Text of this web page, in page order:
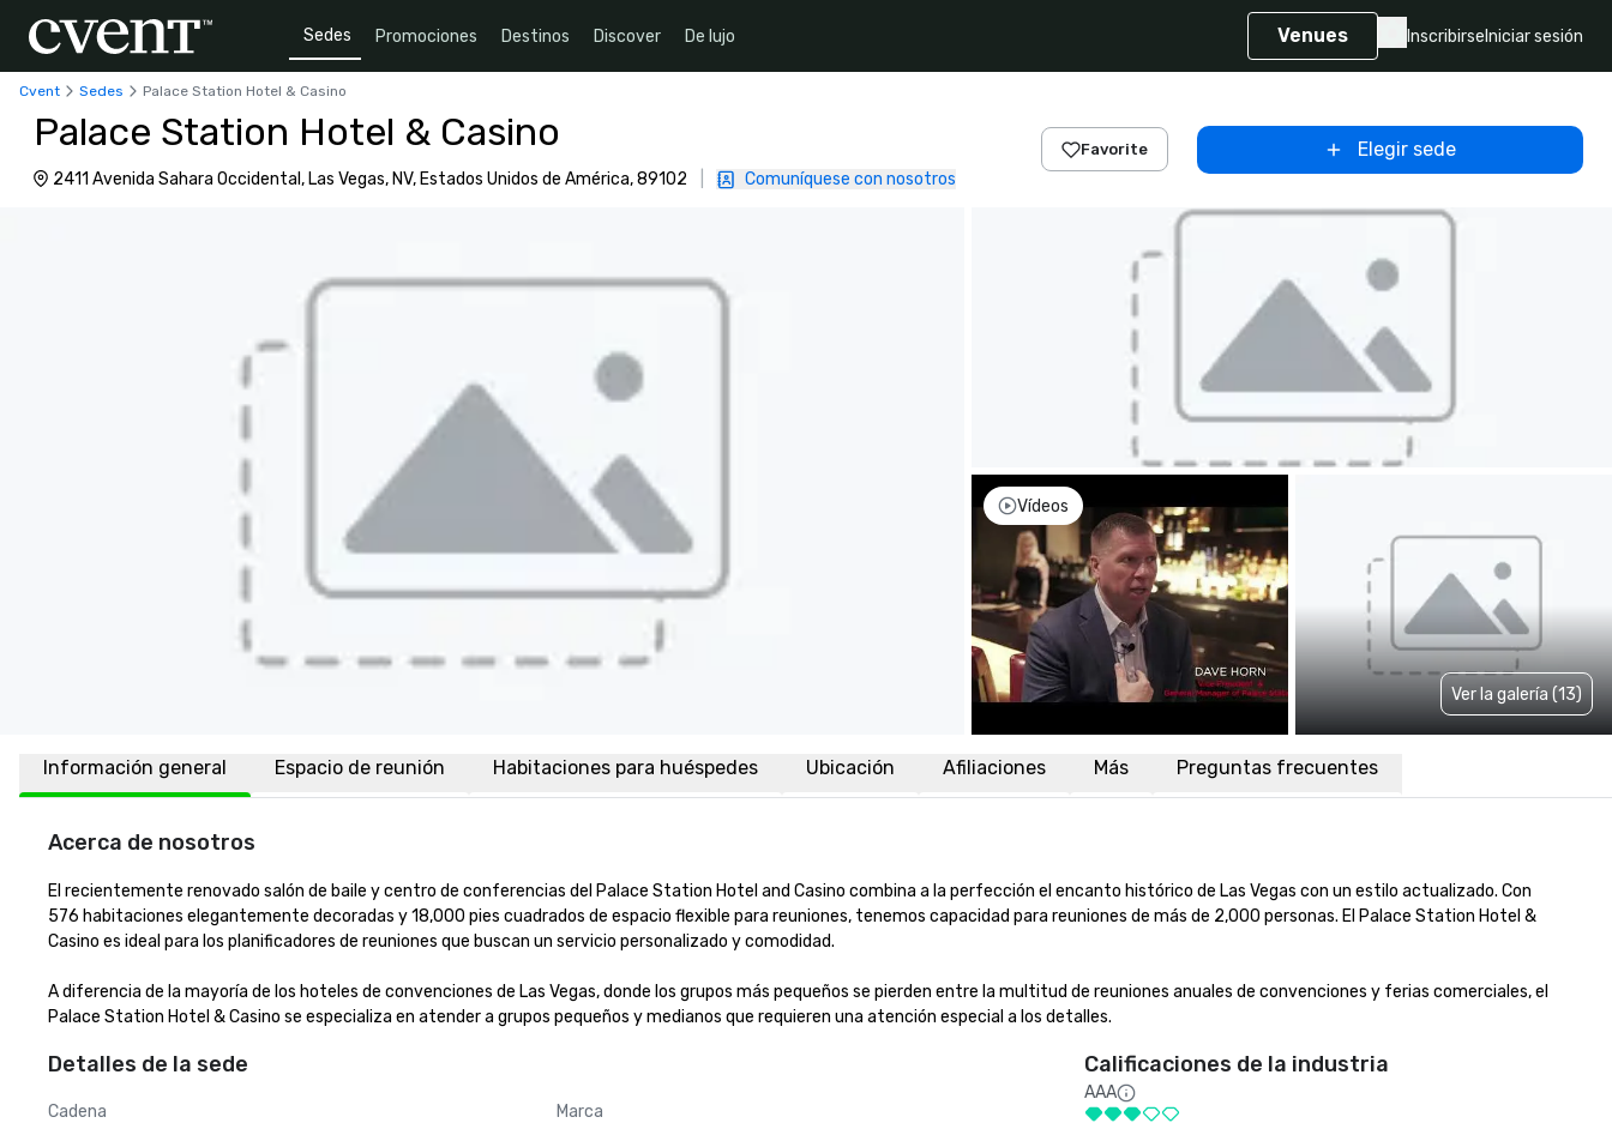
Sedes Promociones Destinos Discover De lujo Venues Inscribirse Iniciar sesión
Cvent Sedes Palace Station Hotel & Casino
Palace Station Hotel & Casino
2411 Avenida Sahara Occidental, Las Vegas, NV, Estados Unidos de América, 89102 Comuníquese con nosotros
Favorite Elegir sede
Vídeos
Ver la galería (13)
Información general Espacio de reunión Habitaciones para huéspedes Ubicación Afiliaciones Más Preguntas frecuentes
Acerca de nosotros
El recientemente renovado salón de baile y centro de conferencias del Palace Station Hotel and Casino combina a la perfección el encanto histórico de Las Vegas con un estilo actualizado. Con
576 habitaciones elegantemente decoradas y 18,000 pies cuadrados de espacio flexible para reuniones, tenemos capacidad para reuniones de más de 2,000 personas. El Palace Station Hotel &
Casino es ideal para los planificadores de reuniones que buscan un servicio personalizado y comodidad.
A diferencia de la mayoría de los hoteles de convenciones de Las Vegas, donde los grupos más pequeños se pierden entre la multitud de reuniones anuales de convenciones y ferias comerciales, el
Palace Station Hotel & Casino se especializa en atender a grupos pequeños y medianos que requieren una atención especial a los detalles.
Detalles de la sede
Cadena
Marca
Calificaciones de la industria
AAA